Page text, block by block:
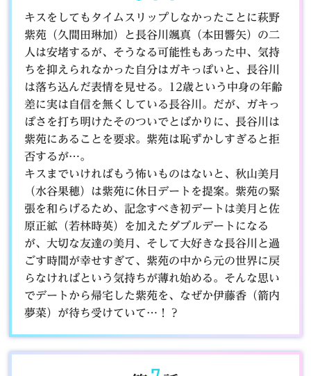
キスをしてもタイムスリップしなかったことに萩野
紫苑（久間田琳加）と長谷川颯真（本田響矢）の二
人は安堵するが、そうなる可能性もあった中、気持
ちを抑えられなかった自分はガキっぽいと、長谷川
は落ち込んだ表情を見せる。12歳という中身の年齢
差に実は自信を無くしている長谷川。だが、ガキっ
ぽさを打ち明けたそのついでとばかりに、長谷川は
紫苑にあることを要求。紫苑は恥ずかしすぎると拒
否するが…。
キスまでいければもう怖いものはないと、秋山美月
（水谷果穂）は紫苑に休日デートを提案。紫苑の緊
張を和らげるため、記念すべき初デートは美月と佐
原正絋（若林時英）を加えたダブルデートになる
が、大切な友達の美月、そして大好きな長谷川と過
ごす時間が幸せすぎて、紫苑の中から元の世界に戻
らなければという気持ちが薄れ始める。そんな思い
でデートから帰宅した紫苑を、なぜか伊藤香（箭内
夢菜）が待ち受けていて…！？